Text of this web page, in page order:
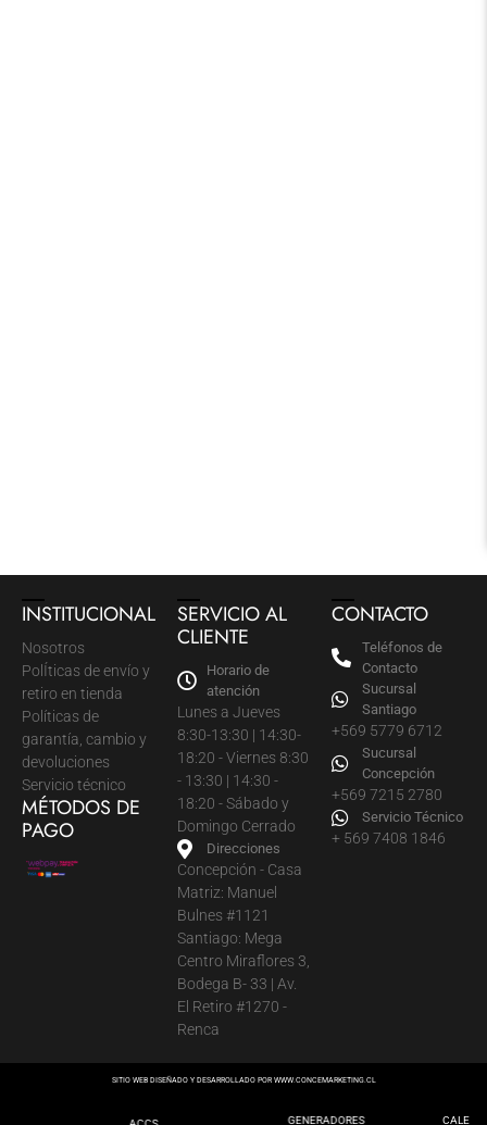
INSTITUCIONAL
Nosotros
PolÍticas de envío y
retiro en tienda
Políticas de
garantía, cambio y
devoluciones
Servicio técnico
MÉTODOS DE
PAGO
SERVICIO AL
CLIENTE
Horario de
atención
Lunes a Jueves
8:30-13:30 | 14:30-
18:20 - Viernes 8:30
- 13:30 | 14:30 -
18:20 - Sábado y
Domingo Cerrado
Direcciones
Concepción - Casa
Matriz: Manuel
Bulnes #1121
Santiago: Mega
Centro Miraflores 3,
Bodega B- 33 | Av.
El Retiro #1270 -
Renca
CONTACTO
Teléfonos de
Contacto
Sucursal
Santiago
+569 5779 6712
Sucursal
Concepción
+569 7215 2780
Servicio Técnico
+ 569 7408 1846
SITIO WEB DISEÑADO Y DESARROLLADO POR WWW.CONCEMARKETING.CL
GENERADORES